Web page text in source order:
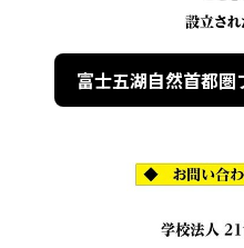
富士五湖自然首都